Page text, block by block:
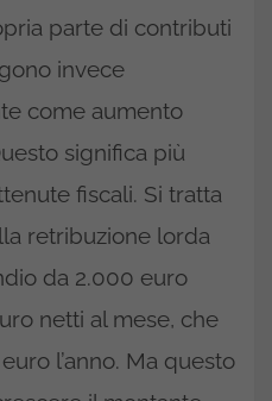
parte di contributi
invece
come aumento
significa più
fiscali. Si tratta
retribuzione lorda
da 2.000 euro
netti al mese, che
l’anno. Ma questo